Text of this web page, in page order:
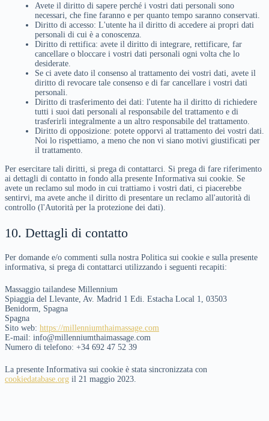
Avete il diritto di sapere perché i vostri dati personali sono
necessari, che fine faranno e per quanto tempo saranno conservati.
Diritto di accesso: L'utente ha il diritto di accedere ai propri dati
personali di cui è a conoscenza.
Diritto di rettifica: avete il diritto di integrare, rettificare, far
cancellare o bloccare i vostri dati personali ogni volta che lo
desiderate.
Se ci avete dato il consenso al trattamento dei vostri dati, avete il
diritto di revocare tale consenso e di far cancellare i vostri dati
personali.
Diritto di trasferimento dei dati: l'utente ha il diritto di richiedere
tutti i suoi dati personali al responsabile del trattamento e di
trasferirli integralmente a un altro responsabile del trattamento.
Diritto di opposizione: potete opporvi al trattamento dei vostri dati.
Noi lo rispettiamo, a meno che non vi siano motivi giustificati per
il trattamento.
Per esercitare tali diritti, si prega di contattarci. Si prega di fare riferimento
ai dettagli di contatto in fondo alla presente Informativa sui cookie. Se
avete un reclamo sul modo in cui trattiamo i vostri dati, ci piacerebbe
sentirvi, ma avete anche il diritto di presentare un reclamo all'autorità di
controllo (l'Autorità per la protezione dei dati).
10. Dettagli di contatto
Per domande e/o commenti sulla nostra Politica sui cookie e sulla presente
informativa, si prega di contattarci utilizzando i seguenti recapiti:
Massaggio tailandese Millennium
Spiaggia del Llevante, Av. Madrid 1 Edi. Estacha Local 1, 03503
Benidorm, Spagna
Spagna
Sito web: https://millenniumthaimassage.com
E-mail: info@millenniumthaimassage.com
Numero di telefono: +34 692 47 52 39
La presente Informativa sui cookie è stata sincronizzata con
cookiedatabase.org il 21 maggio 2023.